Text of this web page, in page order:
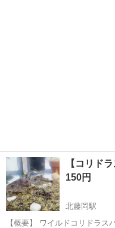
【コリド
150円
北藤岡駅
【概要】 ワイルドコリドラス